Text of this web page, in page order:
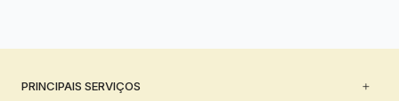
PRINCIPAIS SERVIÇOS